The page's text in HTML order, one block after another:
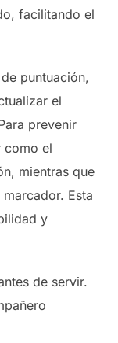
facilitando el
puntuación,
el
prevenir
como el
mientras que
Esta
y
de servir.